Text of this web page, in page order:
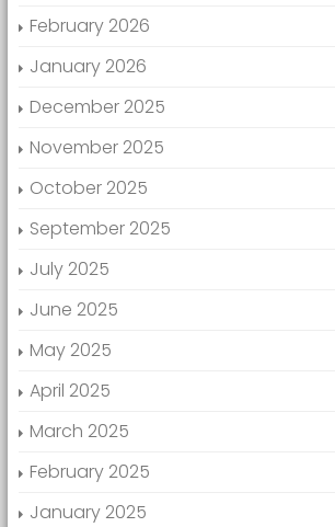
February 2026
January 2026
December 2025
November 2025
October 2025
September 2025
July 2025
June 2025
May 2025
April 2025
March 2025
February 2025
January 2025